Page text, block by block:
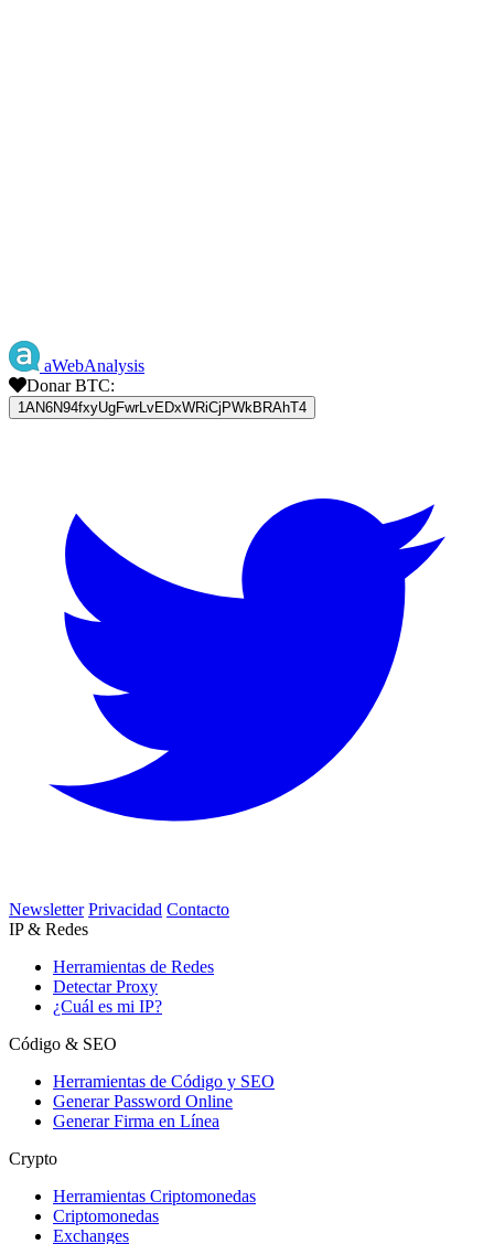
aWebAnalysis
Donar BTC:
1AN6N94fxyUgFwrLvEDxWRiCjPWkBRAhT4
Newsletter Privacidad Contacto
IP & Redes
Herramientas de Redes
Detectar Proxy
¿Cuál es mi IP?
Código & SEO
Herramientas de Código y SEO
Generar Password Online
Generar Firma en Línea
Crypto
Herramientas Criptomonedas
Criptomonedas
Exchanges